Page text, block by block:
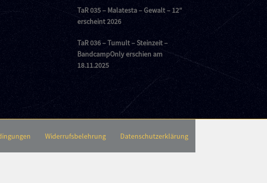
TaR 035 – Malatesta – Gewalt – 12″
erscheint 2026
TaR 036 – Tumult – Steinzeit –
BandcampOnly erschien am
18.11.2025
Widerrufsbelehrung Datenschutzerklärung